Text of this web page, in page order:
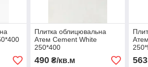
Плитка облицювальна
Атем Cement White
250*400
490₴/кв.м 563